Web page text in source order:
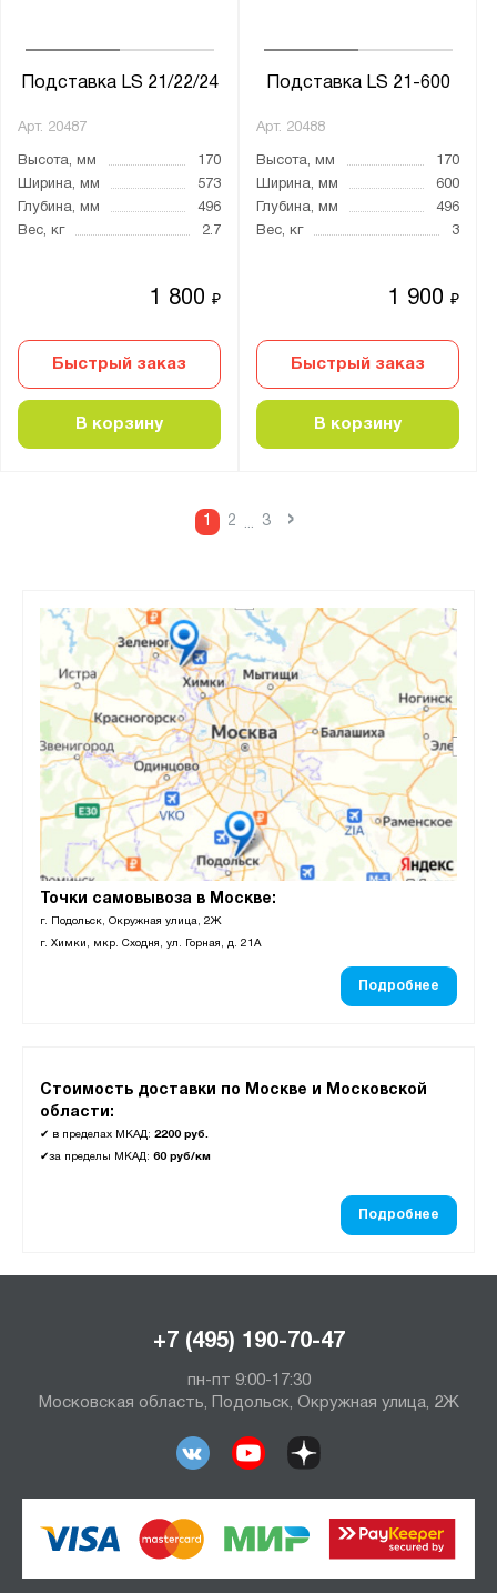
Точки самовывоза в Москве:
г. Подольск, Окружная улица, 2Ж
г. Химки, мкр. Сходня, ул. Горная, д. 21А
Подробнее
Стоимость доставки по Москве и Московской
области:
✔ в пределах МКАД: 2200 руб.
✔за пределы МКАД: 60 руб/км
Подробнее
Подставка LS 21/22/24
Арт. 20487
Высота, мм
170
Ширина, мм
573
Глубина, мм
496
Вес, кг
2.7
1 800₽
Быстрый заказ
В корзину
Подставка LS 21-600
Арт. 20488
Высота, мм
170
Ширина, мм
600
Глубина, мм
496
Вес, кг
3
1 900₽
Быстрый заказ
В корзину
1 2 ... 3 ›
+7 (495) 190-70-47
пн-пт 9:00-17:30
Московская область, Подольск, Окружная улица, 2Ж